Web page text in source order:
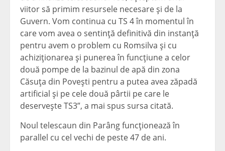
viitor să primim resursele necesare şi de la
Guvern. Vom continua cu TS 4 în momentul în
care vom avea o sentinţă definitivă din instanţă
pentru avem o problem cu Romsilva şi cu
achiziţionarea şi punerea în funcţiune a celor
două pompe de la bazinul de apă din zona
Căsuţa din Poveşti pentru a putea avea zăpadă
artificial şi pe cele două pârtii pe care le
deserveşte TS3”, a mai spus sursa citată.
Noul telescaun din Parâng funcţionează în
parallel cu cel vechi de peste 47 de ani.